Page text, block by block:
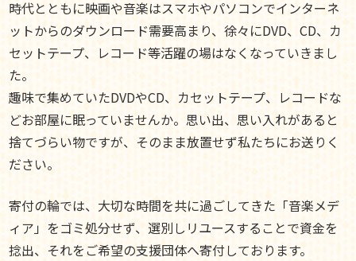
時代とともに映画や音楽はスマホやパソコンでインターネ
ットからのダウンロード需要高まり、徐々にDVD、CD、カ
セットテープ、レコード等活躍の場はなくなっていきまし
た。
趣味で集めていたDVDやCD、カセットテープ、レコードな
どお部屋に眠っていませんか。思い出、思い入れがあると
捨てづらい物ですが、そのまま放置せず私たちにお送りく
ださい。
寄付の輪では、大切な時間を共に過ごしてきた「音楽メデ
ィア」をゴミ処分せず、選別しリユースすることで資金を
捻出、それをご希望の支援団体へ寄付しております。